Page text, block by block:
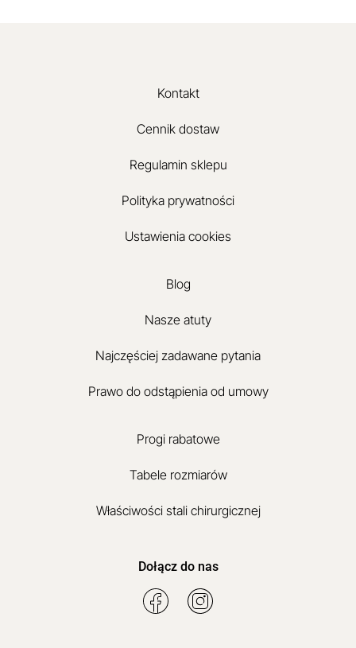
Kontakt
Cennik dostaw
Regulamin sklepu
Polityka prywatności
Ustawienia cookies
Blog
Nasze atuty
Najczęściej zadawane pytania
Prawo do odstąpienia od umowy
Progi rabatowe
Tabele rozmiarów
Właściwości stali chirurgicznej
Dołącz do nas